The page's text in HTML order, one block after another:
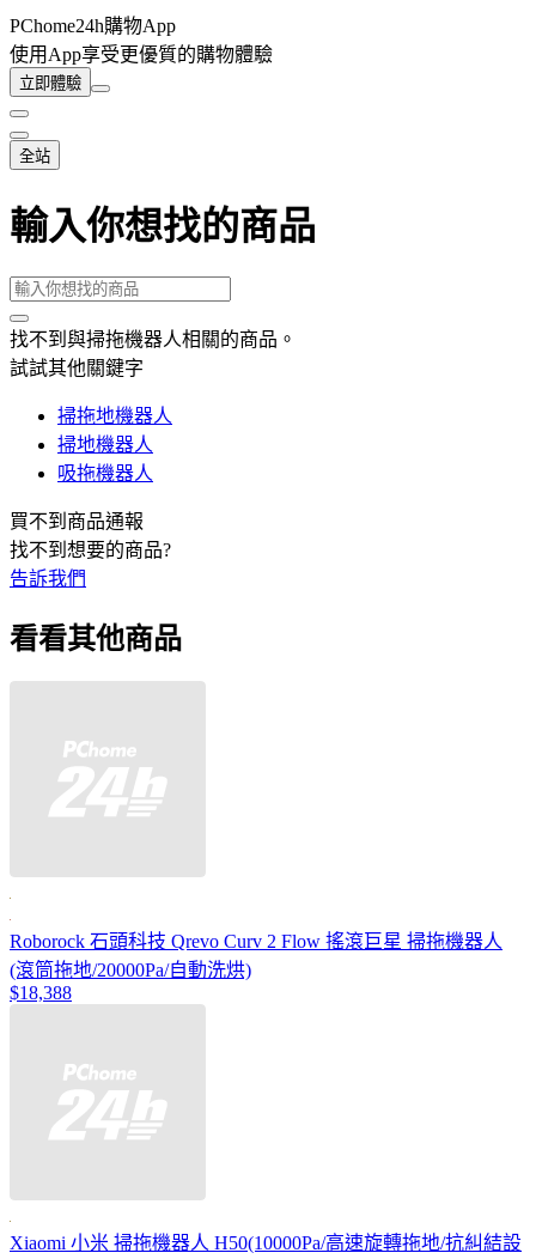
PChome24h購物App
使用App享受更優質的購物體驗
立即體驗
全站
輸入你想找的商品
找不到與掃拖機器人相關的商品 。
試試其他關鍵字
掃拖地機器人
掃地機器人
吸拖機器人
買不到商品通報
找不到想要的商品?
告訴我們
看看其他商品
Roborock 石頭科技 Qrevo Curv 2 Flow 搖滾巨星 掃拖機器人
(滾筒拖地/20000Pa/自動洗烘)
$18,388
Xiaomi 小米 掃拖機器人 H50(10000Pa/高速旋轉拖地/抗糾結設